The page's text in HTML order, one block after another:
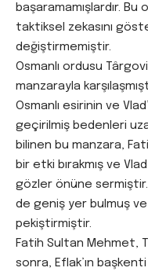
başaramamışlardır. Bu
taktiksel zekasını
değiştirmemiştir.
Osmanlı ordusu
manzarayla
Osmanlı esirinin ve
geçirilmiş bedenleri
bilinen bu manzara,
bir etki bırakmış ve
gözler önüne sermiştir.
de geniş yer bulmuş ve
pekiştirmiştir.
Fatih Sultan Mehmet,
sonra, Eflak’ın